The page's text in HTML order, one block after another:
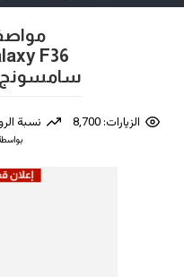
F36
سامسونج
الزيارات: 8,700 نسبة